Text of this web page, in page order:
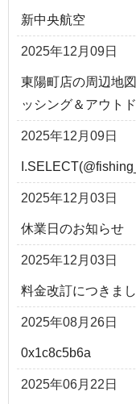
新中央航空
2025年12月09日
東陽町店の周辺地
ッシング＆アウト
2025年12月09日
2025年12月03日
休業日のお知らせ
2025年12月03日
料金改訂につきま
2025年08月26日
0x1c8c5b6a
2025年06月22日